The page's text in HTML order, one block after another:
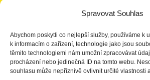
Spravovat Souhlas
Abychom poskytli co nejlepší služby, používáme k
k informacím o zařízení, technologie jako jsou
těmito technologiemi nám umožní zpracovávat
procházení nebo jedinečná ID na tomto webu.
souhlasu může nepříznivě ovlivnit určité vlastnosti
O nás
Projekty
Členství
Akce